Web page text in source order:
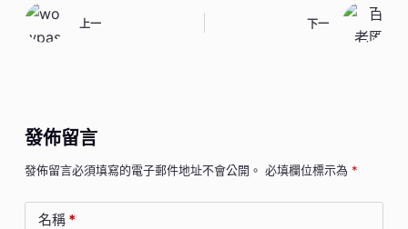
上一 下一
發佈留言
發佈留言必須填寫的電子郵件地址不會公開。 必填欄位標示為 *
名稱*